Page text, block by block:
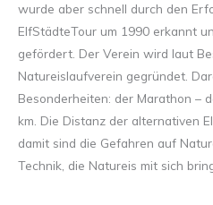
wurde aber schnell durch den
ElfStädteTour um 1990 erkannt
gefördert. Der Verein wird laut
Natureislaufverein gegründet.
Besonderheiten: der Marathon –
km. Die Distanz der alternativen
damit sind die Gefahren auf
Technik, die Natureis mit sich